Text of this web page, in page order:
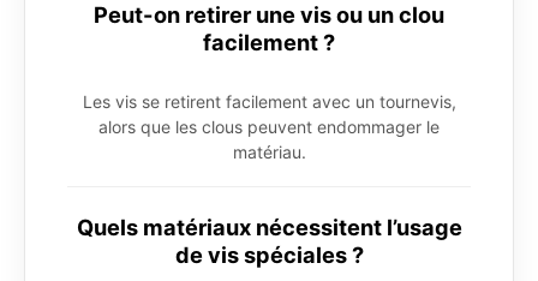
Peut-on retirer une vis ou un clou
facilement ?
Les vis se retirent facilement avec un tournevis,
alors que les clous peuvent endommager le
matériau.
Quels matériaux nécessitent l’usage
de vis spéciales ?